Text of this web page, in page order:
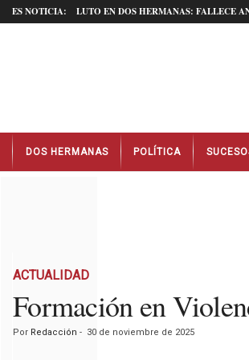
ES NOTICIA: LUTO EN DOS HERMANAS: FALLECE
t
DOS HERMANAS POLÍTICA
ACTUALIDAD
Formación en
Por Redacción - 30 de noviembre de 2025